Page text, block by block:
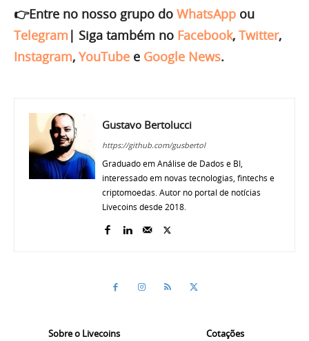
👉Entre no nosso grupo do WhatsApp ou
Telegram | Siga também no Facebook, Twitter,
Instagram, YouTube e Google News.
Gustavo Bertolucci
https://github.com/gusbertol
Graduado em Análise de Dados e BI,
interessado em novas tecnologias, fintechs e
criptomoedas. Autor no portal de notícias
Livecoins desde 2018.
Sobre o Livecoins Cotações